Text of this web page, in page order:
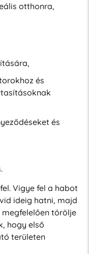
otthonra,
és
és
Vigye fel a habot
ideig hatni, majd
törölje
hogy első
területen